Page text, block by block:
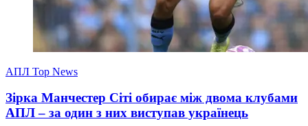
АПЛ Top News
Зірка Манчестер Сіті обирає між двома клубами
АПЛ – за один з них виступав українець